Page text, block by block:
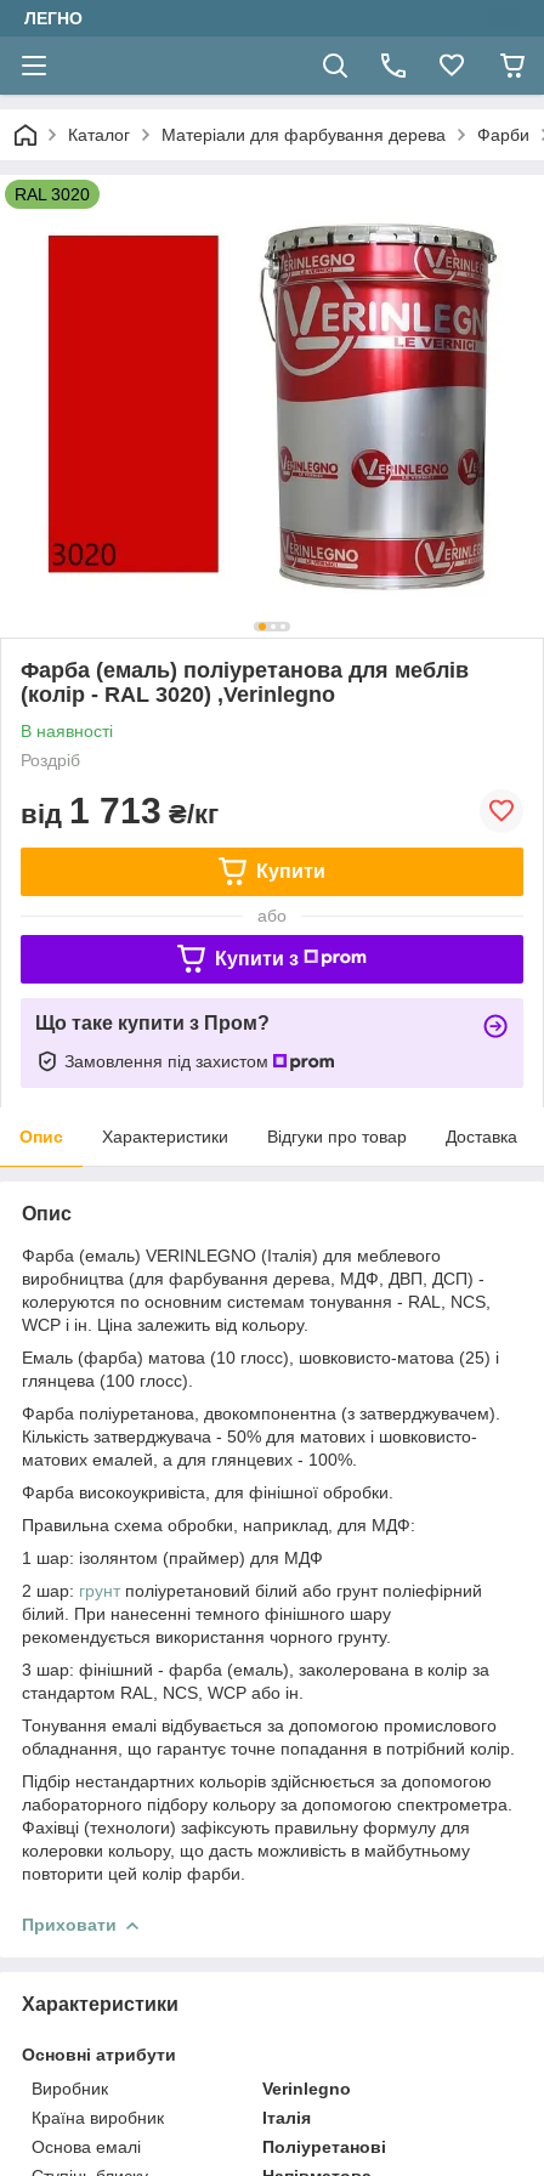
ЛЕГНО
Каталог Матеріали для фарбування дерева Фарби
RAL 3020
Фарба (емаль) поліуретанова для меблів
(колір - RAL 3020) ,Verinlegno
В наявності
Роздріб
від 1 713 ₴/кг
Купити
або
Купити з
Що таке купити з Пром?
Замовлення під захистом
Опис Характеристики Відгуки про товар Доставка
Опис
Фарба (емаль) VERINLEGNO (Італія) для меблевого
виробництва (для фарбування дерева, МДФ, ДВП, ДСП) -
колеруются по основним системам тонування - RAL, NCS,
WCP і ін. Ціна залежить від кольору.
Емаль (фарба) матова (10 глосс), шовковисто-матова (25) і
глянцева (100 глосс).
Фарба поліуретанова, двокомпонентна (з затверджувачем).
Кількість затверджувача - 50% для матових і шовковисто-
матових емалей, а для глянцевих - 100%.
Фарба високоукривіста, для фінішної обробки.
Правильна схема обробки, наприклад, для МДФ:
1 шар: ізолянтом (праймер) для МДФ
2 шар: грунт поліуретановий білий або грунт поліефірний
білий. При нанесенні темного фінішного шару
рекомендується використання чорного грунту.
3 шар: фінішний - фарба (емаль), заколерована в колір за
стандартом RAL, NCS, WCP або ін.
Тонування емалі відбувається за допомогою промислового
обладнання, що гарантує точне попадання в потрібний колір.
Підбір нестандартних кольорів здійснюється за допомогою
лабораторного підбору кольору за допомогою спектрометра.
Фахівці (технологи) зафіксують правильну формулу для
колеровки кольору, що дасть можливість в майбутньому
повторити цей колір фарби.
Приховати
Характеристики
Основні атрибути
Виробник
Verinlegno
Країна виробник
Італія
Основа емалі
Поліуретанові